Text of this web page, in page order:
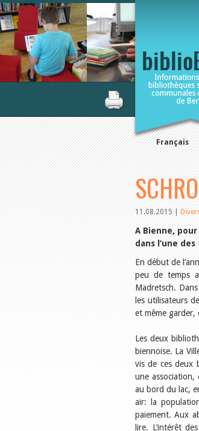
Français
11.08.2015|
A Bienne,
dans l’une
En début de
peu de temps
Madretsch.
les utilisateurs
et même garder,
Les deux
biennoise. La
vis de ces deux
une association,
au bord du lac,
air: la
paiement. Aux
lire. L’intérêt